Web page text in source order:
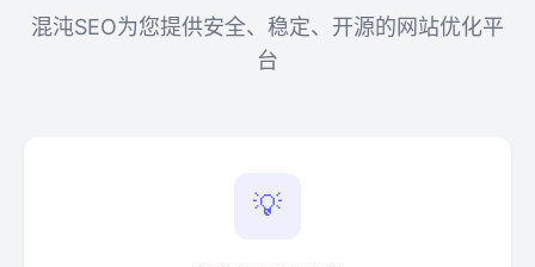
混沌SEO为您提供安全、稳定、开源的网站优化平
台
💡